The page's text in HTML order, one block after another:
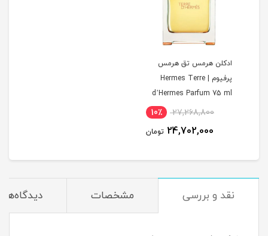
ادکلن هرمس تق هرمس
پرفیوم | Hermes Terre
d’Hermes Parfum 75 ml
27,268,800 10٪
24,702,000 تومان
نقد و بررسی مشخصات دیدگاه‌ها